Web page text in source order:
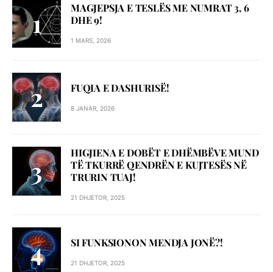
MAGJEPSJA E TESLËS ME NUMRAT 3, 6
DHE 9!
1 MARS, 2026
FUQIA E DASHURISË!
8 JANAR, 2026
HIGJIENA E DOBËT E DHËMBËVE MUND
TË TKURRË QENDRËN E KUJTESËS NË
TRURIN TUAJ!
21 DHJETOR, 2025
SI FUNKSIONON MENDJA JONË?!
21 DHJETOR, 2025